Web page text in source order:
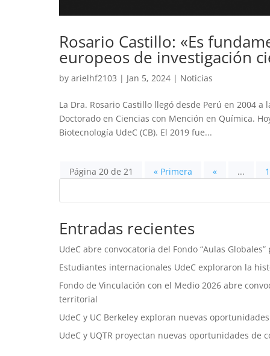
Rosario Castillo: «Es
europeos de investigación
by arielhf2103 | Jan 5, 2024 | Noticias
La Dra. Rosario Castillo llegó desde Perú en 2004
Doctorado en Ciencias con Mención en Química.
Biotecnología UdeC (CB). El 2019 fue...
Página 20 de 21 « Primera « ...
Entradas recientes
UdeC abre convocatoria del Fondo “Aulas
Estudiantes internacionales UdeC exploraron la
Fondo de Vinculación con el Medio 2026 abre
territorial
UdeC y UC Berkeley exploran nuevas
UdeC y UQTR proyectan nuevas oportunidades de